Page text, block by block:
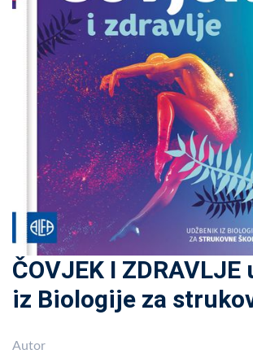
ČOVJEK I
iz Biologije za
Autor